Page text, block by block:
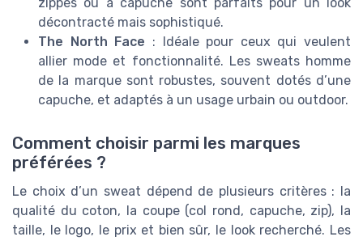
décontracté mais sophistiqué.
The North Face : Idéale pour ceux qui veulent
allier mode et fonctionnalité. Les sweats homme
de la marque sont robustes, souvent dotés d’une
capuche, et adaptés à un usage urbain ou outdoor.
Comment choisir parmi les marques
préférées ?
Le choix d’un sweat dépend de plusieurs critères : la
qualité du coton, la coupe (col rond, capuche, zip), la
taille, le logo, le prix et bien sûr, le look recherché. Les